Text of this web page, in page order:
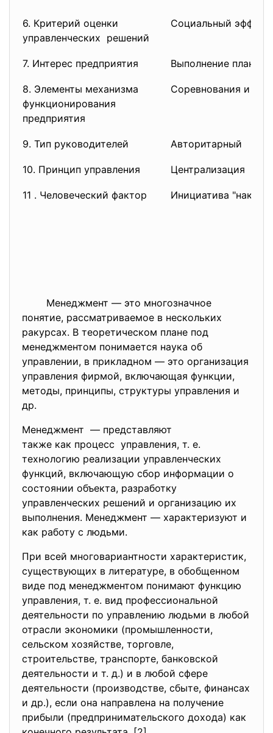
6. Критерий оценки
управленческих решений
Социальный эффект
7. Интерес предприятия Выполнение плана
8. Элементы механизма
функционирования
предприятия
Соревнования и
9. Тип руководителей Авторитарный
10. Принцип управления Централизация
11 . Человеческий фактор Инициатива
Менеджмент — это многозначное
понятие, рассматриваемое в нескольких
ракурсах. В теоретическом плане под
менеджментом понимается наука об
управлении, в прикладном — это организация
управления фирмой, включающая функции,
методы, принципы, структуры управления и
др.
Менеджмент — представляют
также как процесс управления, т. е.
технологию реализации управленческих
функций, включающую сбор информации о
состоянии объекта, разработку
управленческих решений и организацию их
выполнения. Менеджмент — характеризуют и
как работу с людьми.
При всей многовариантности характеристик,
существующих в литературе, в обобщенном
виде под менеджментом понимают функцию
управления, т. е. вид профессиональной
деятельности по управлению людьми в любой
отрасли экономики (промышленности,
сельском хозяйстве, торговле,
строительстве, транспорте, банковской
деятельности и т. д.) и в любой сфере
деятельности (производстве, сбыте, финансах
и др.), если она направлена на получение
прибыли (предпринимательского дохода) как